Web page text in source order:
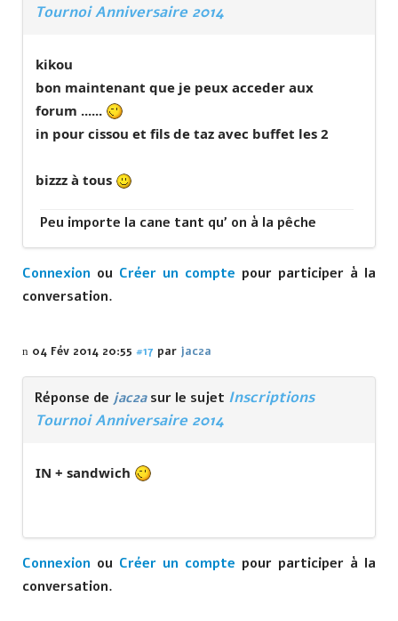
Tournoi Anniversaire 2014
kikou
bon maintenant que je peux acceder aux
forum ......
in pour cissou et fils de taz avec buffet les 2
bizzz à tous
Peu importe la cane tant qu' on à la pêche
Connexion ou Créer un compte pour participer à la
conversation.
04 Fév 2014 20:55 #17 par jac2a
Réponse de jac2asur le sujet Inscriptions
Tournoi Anniversaire 2014
IN + sandwich
Connexion ou Créer un compte pour participer à la
conversation.